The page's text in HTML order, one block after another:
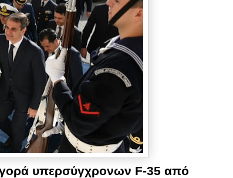
υπερσύγχρονων F-35 από